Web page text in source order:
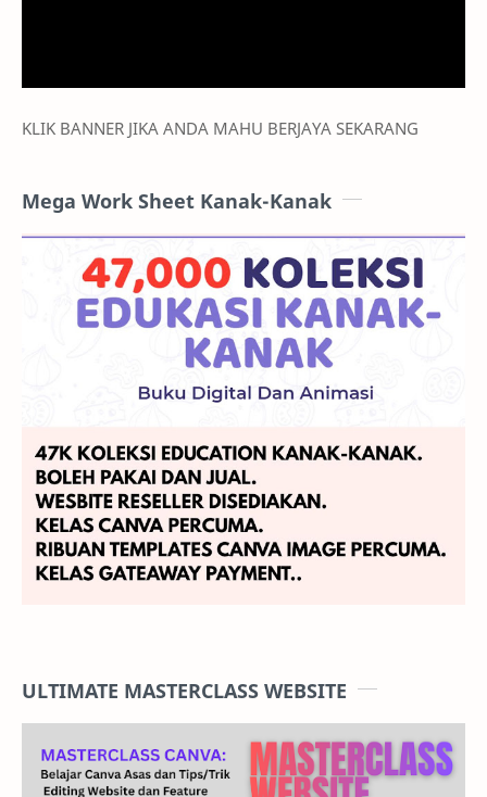
KLIK BANNER JIKA ANDA MAHU BERJAYA SEKARANG
Mega Work Sheet Kanak-Kanak
ULTIMATE MASTERCLASS WEBSITE